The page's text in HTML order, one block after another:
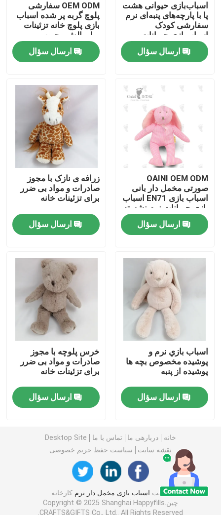
صفحه اصلی
محصولات
تور کارخانه
کنترل کیفیت
با ما تماس بگیرید
اخبار
درخواست نقل قول
اسباب بازی مخمل دار نرم
اسباب بازی مخملی عروسک
اسباب بازی مخمل دار کارتونی
اسباب بازی راحتی کودک
سرویس خواب نوزاد
کفش بچه گانه
اسباب‌بازی حیوانی هشت
پا با پارچه‌های پنبه‌ای نرم
سفارشی کودک
اسباب‌بازی حیوانات
خرچنگ مخمل‌دار چند
رنگ
ارسال سؤال
OEM ODM سفارشی
پلوچ گربه پر شده اسباب
بازی پلوچ خانه تزئینات
مبل بالش محبوب پر
شده سوپر نرم اسباب
بازی حیواناتارسال سؤال
OAINI OEM ODM
صورتی مخمل دار بانی
اسباب بازی EN71 اسباب
بازی حیوانات نرم نشسته
دوست داشتنی اسباب
بازی خرگوش نرم در
آغوش گرفتن
ارسال سؤال
زرافه ی نازک با مجوز
صادرات و مواد بی ضرر
برای تزئینات خانه
ارسال سؤال
اسباب بازي نرم و
پوشيده مخصوص بچه ها
پوشيده از پنبه
ارسال سؤال
خرس پلوچه با مجوز
صادرات و مواد بی ضرر
برای تزئینات خانه
ارسال سؤال
خانه دربارهی ما تماس با ما
Desktop Site
نقشه سایت
سیاست حفظ حریم خصوصی
کیفیت اسباب بازی مخمل دار نرم کارخانه
چین.Copyright © 2025 Shanghai Happyfills
CRAFTS&GIFTS Co., Ltd.. All Rights Reserved.